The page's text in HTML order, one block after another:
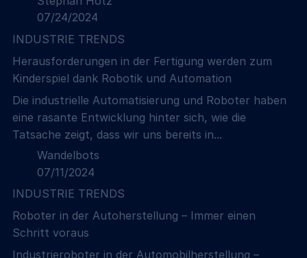
07/24/2024
INDUSTRIE TRENDS
Herausforderungen in der Fertigung werden zum
Kinderspiel dank Robotik und Automation
Die industrielle Automatisierung und Roboter haben
eine rasante Entwicklung hinter sich, wie die
Tatsache zeigt, dass wir uns bereits in...
Wandelbots
07/11/2024
INDUSTRIE TRENDS
Roboter in der Autoherstellung – Immer einen
Schritt voraus
Industrieroboter in der Automobilherstellung –